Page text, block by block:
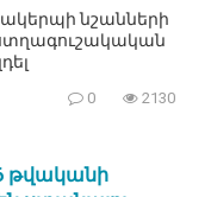
նշանների
0 2130
թվականի